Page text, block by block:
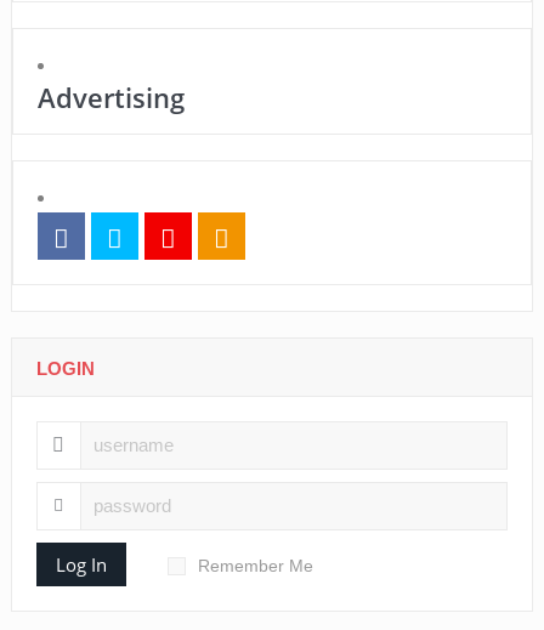
Advertising
LOGIN
Log In Remember Me